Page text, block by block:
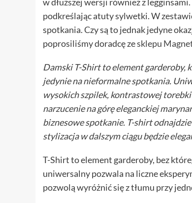
podkreślając atuty sylwetki. W
spotkania. Czy są to jednak jedyne
poprosiliśmy doradcę zesklepu
Damski T-Shirt to element garderoby,
jedynie na nieformalne spotkania.
wysokich szpilek, kontrastowej
narzucenie na górę eleganckiej
biznesowe spotkanie. T-shirt
stylizacja w dalszym ciągu będzie
T-Shirt to element garderoby, bez
uniwersalny pozwala na liczne
pozwolą wyróżnić się z tłumu przy